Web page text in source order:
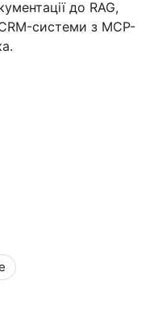
до RAG,
CRM-системи з MCP-